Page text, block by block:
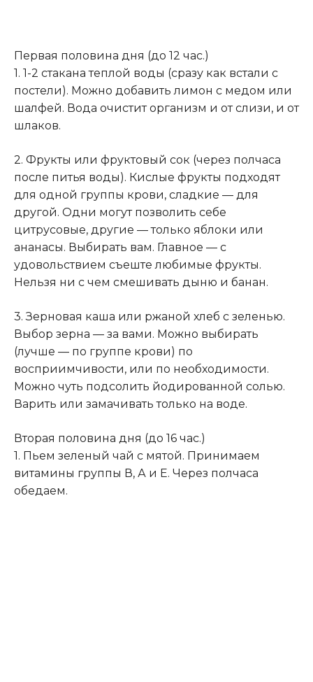
Первая половина дня (до 12 час.)
1. 1-2 стакана теплой воды (сразу как встали с
постели). Можно добавить лимон с медом или
шалфей. Вода очистит организм и от слизи, и от
шлаков.
2. Фрукты или фруктовый сок (через полчаса
после питья воды). Кислые фрукты подходят
для одной группы крови, сладкие — для
другой. Одни могут позволить себе
цитрусовые, другие — только яблоки или
ананасы. Выбирать вам. Главное — с
удовольствием съеште любимые фрукты.
Нельзя ни с чем смешивать дыню и банан.
3. Зерновая каша или ржаной хлеб с зеленью.
Выбор зерна — за вами. Можно выбирать
(лучше — по группе крови) по
восприимчивости, или по необходимости.
Можно чуть подсолить йодированной солью.
Варить или замачивать только на воде.
Вторая половина дня (до 16 час.)
1. Пьем зеленый чай с мятой. Принимаем
витамины группы В, А и Е. Через полчаса
обедаем.